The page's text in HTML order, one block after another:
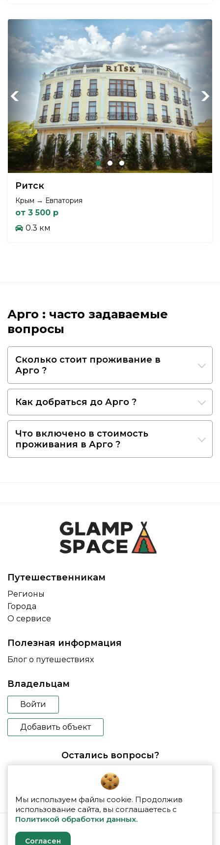
Previous Next
Ритск
Крым → Евпатория
от 3 500 р
0.3 км
Арго : часто задаваемые
вопросы
Сколько стоит проживание в
Арго ?
Как добраться до Арго ?
Что включено в стоимость
проживания в Арго ?
Путешественникам
Регионы
Города
О сервисе
Полезная информация
Блог о путешествиях
Владельцам
Войти
Добавить объект
Остались вопросы?
booking@glampspace.ru
Мы используем файлы cookie. Продолжив
использование сайта, вы соглашаетесь с
Политикой обработки данных.
Согласен